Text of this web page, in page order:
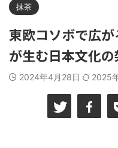
抹茶
東欧コソボで広
が生む日本文化
2024年4月28日 2025